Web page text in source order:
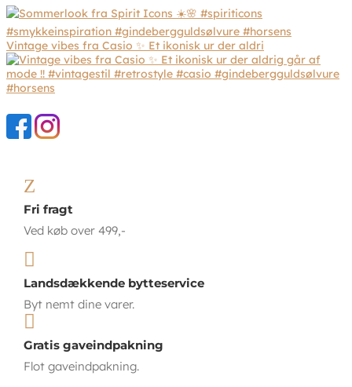
Vintage vibes fra Casio ✨ Et ikonisk ur der aldri
Z
Fri fragt
Ved køb over 499,-

Landsdækkende bytteservice
Byt nemt dine varer.

Gratis gaveindpakning
Flot gaveindpakning.